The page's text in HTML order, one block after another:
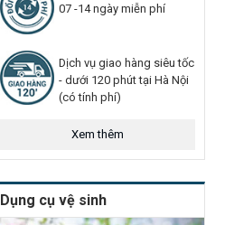
07 -14 ngày miễn phí
Dịch vụ giao hàng siêu tốc
- dưới 120 phút tại Hà Nội
(có tính phí)
Xem thêm
Dụng cụ vệ sinh